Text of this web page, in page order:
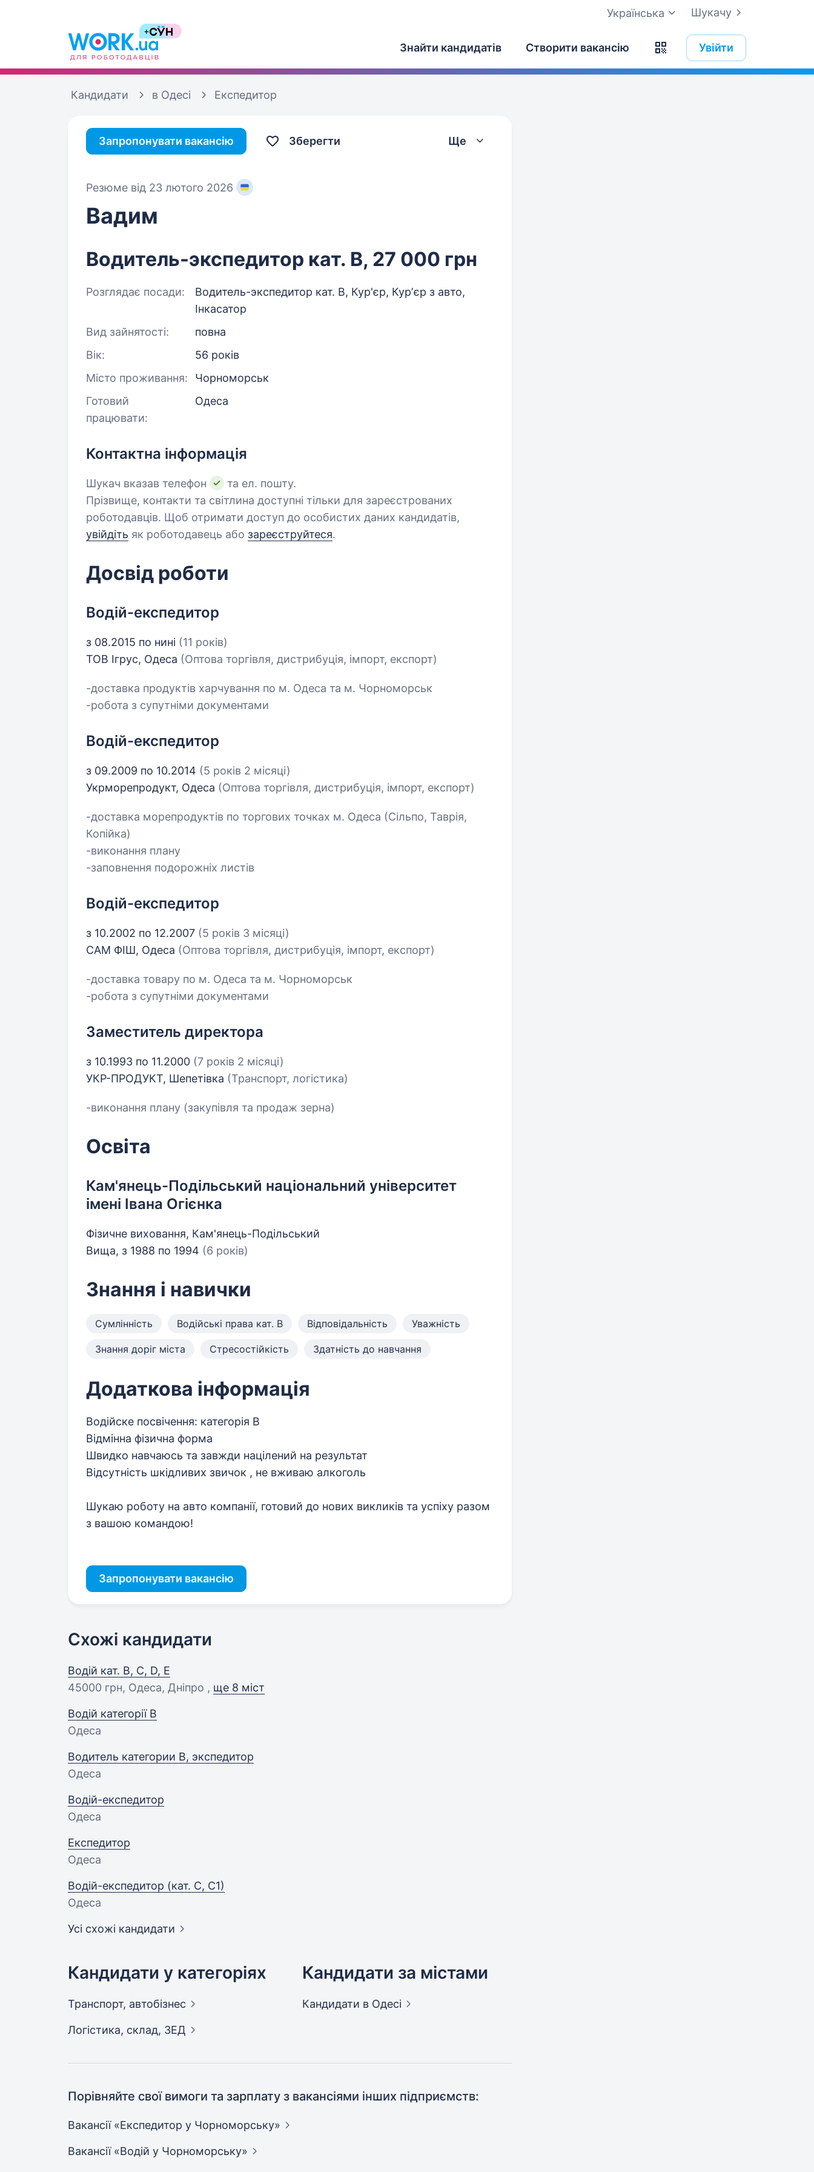
Шукачу
Українська
Знайти кандидатів Створити вакансію Увійти
Кандидати в Одесі Експедитор
Запропонувати вакансію Зберегти Ще
Резюме від 23 лютого 2026
Вадим
Водитель-экспедитор кат. B, 27 000 грн
Розглядає посади:
Водитель-экспедитор кат. B, Кур'єр, Курʼєр з авто,
Інкасатор
Вид зайнятості:
повна
Вік:
56 років
Місто проживання:
Чорноморськ
Готовий
працювати:
Одеса
Контактна інформація
Шукач вказав телефон
та ел. пошту.
Прізвище, контакти та світлина доступні тільки для зареєстрованих
роботодавців. Щоб отримати доступ до особистих даних кандидатів,
увійдіть як роботодавець або зареєструйтеся.
Досвід роботи
Водій-експедитор
з 08.2015 по нині (11 років)
ТОВ Ігрус, Одеса (Оптова торгівля, дистрибуція, імпорт, експорт)
-доставка продуктів харчування по м. Одеса та м. Чорноморськ
-робота з супутніми документами
Водій-експедитор
з 09.2009 по 10.2014 (5 років 2 місяці)
Укрморепродукт, Одеса (Оптова торгівля, дистрибуція, імпорт, експорт)
-доставка морепродуктів по торгових точках м. Одеса (Сільпо, Таврія,
Копійка)
-виконання плану
-заповнення подорожніх листів
Водій-експедитор
з 10.2002 по 12.2007 (5 років 3 місяці)
САМ ФІШ, Одеса (Оптова торгівля, дистрибуція, імпорт, експорт)
-доставка товару по м. Одеса та м. Чорноморськ
-робота з супутніми документами
Заместитель директора
з 10.1993 по 11.2000 (7 років 2 місяці)
УКР-ПРОДУКТ, Шепетівка (Транспорт, логістика)
-виконання плану (закупівля та продаж зерна)
Освіта
Кам'янець-Подільський національний університет
імені Івана Огієнка
Фізичне виховання, Кам'янець-Подільський
Вища, з 1988 по 1994 (6 років)
Знання і навички
Сумлінність Водійські права кат. B Відповідальність Уважність
Знання доріг міста Стресостійкість Здатність до навчання
Додаткова інформація
Водійске посвічення: категорія В
Відмінна фізична форма
Швидко навчаюсь та завжди націлений на результат
Відсутність шкідливих звичок , не вживаю алкоголь
Шукаю роботу на авто компанії, готовий до нових викликів та успіху разом
з вашою командою!
Запропонувати вакансію
Схожі кандидати
Водій кат. B, C, D, E
45000 грн, Одеса, Дніпро , ще 8 міст
Водій категорії В
Одеса
Водитель категории В, экспедитор
Одеса
Водій-експедитор
Одеса
Експедитор
Одеса
Водій-експедитор (кат. С, С1)
Одеса
Усі схожі кандидати
Кандидати у категоріях
Транспорт, автобізнес
Логістика, склад, ЗЕД
Кандидати за містами
Кандидати в Одесі
Порівняйте свої вимоги та зарплату з вакансіями інших підприємств:
Вакансії «Експедитор у Чорноморську»
Вакансії «Водій у Чорноморську»